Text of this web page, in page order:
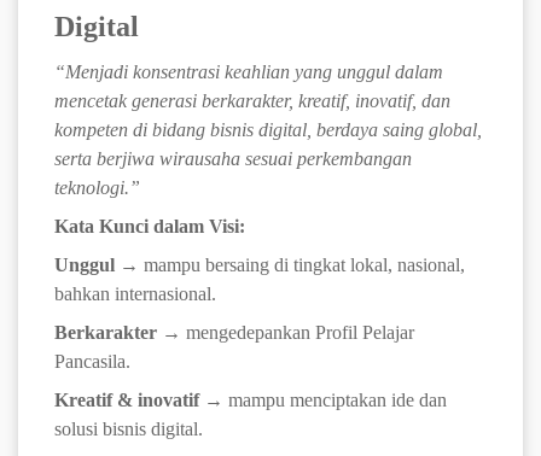
Digital
“Menjadi konsentrasi keahlian yang unggul dalam
mencetak generasi berkarakter, kreatif, inovatif, dan
kompeten di bidang bisnis digital, berdaya saing global,
serta berjiwa wirausaha sesuai perkembangan
teknologi.”
Kata Kunci dalam Visi:
Unggul → mampu bersaing di tingkat lokal, nasional,
bahkan internasional.
Berkarakter → mengedepankan Profil Pelajar
Pancasila.
Kreatif & inovatif→ mampu menciptakan ide dan
solusi bisnis digital.